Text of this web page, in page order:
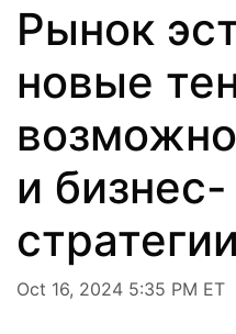
Рынок
новые
и бизнес-
Oct 16, 2024 5:35 PM ET